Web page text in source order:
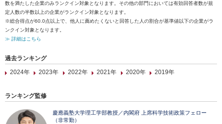
数を満たした企業のみランクイン対象となります。その他の部門においては有効回答者数が規
定人数の半数以上の企業がランクイン対象となります。
※総合得点が60.0点以上で、他人に薦めたくないと回答した人の割合が基準値以下の企業がラ
ンクイン対象となります。
≫ 詳細はこちら
過去ランキング
2024年
2023年 2022年 2021年 2020年 2019年
ランキング監修
慶應義塾大学理工学部教授／内閣府 上席科学技術政策フェロー
（非常勤）